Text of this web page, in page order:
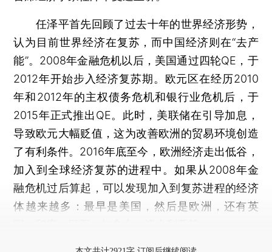
任泽平首先回顾了过去十年的世界经济形势，
认为目前世界经济在复苏，而中国经济则在“去产
能”。2008年金融危机以后，美国通过四轮QE，于
2012年开始步入经济复苏期。欧元区在经历2010
年和2012年的主权债务危机和银行业危机后，于
2015年正式推出QE。此时，美联储在引导加息，
导致欧元大幅贬值，这为改善欧洲的贸易环境创造
了有利条件。2016年底至今，欧洲经济走出低谷，
加入到全球经济复苏的进程中。如果从2008年金
融危机过后算起，可以发现加入到复苏进程的经济
体越来越多：最早是美国，然后是欧洲，还有英